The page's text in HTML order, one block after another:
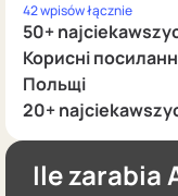
42 wpisów łącznie
50+
Корисні
Польщі
20+
Ile zarabia